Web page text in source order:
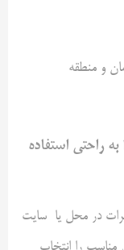
و منطقه
راحتی استفاده
در محل یا سایت